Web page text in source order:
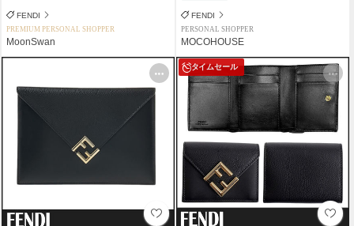
FENDI
PREMIUM PERSONAL SHOPPER
MoonSwan
FENDI
PERSONAL SHOPPER
MOCOHOUSE
タイムセール